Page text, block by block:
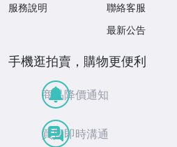
服務說明
聯絡客服
最新公告
手機逛拍賣，購物更便利
商品降價通知
買賣即時溝通